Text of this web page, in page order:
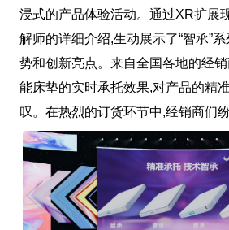
浸式的产品体验活动。通过XR扩展
解师的详细介绍,生动展示了“智承”
势和创新亮点。来自全国各地的经
能床垫的实时承托效果,对产品的精
叹。在热烈的订货环节中,经销商们